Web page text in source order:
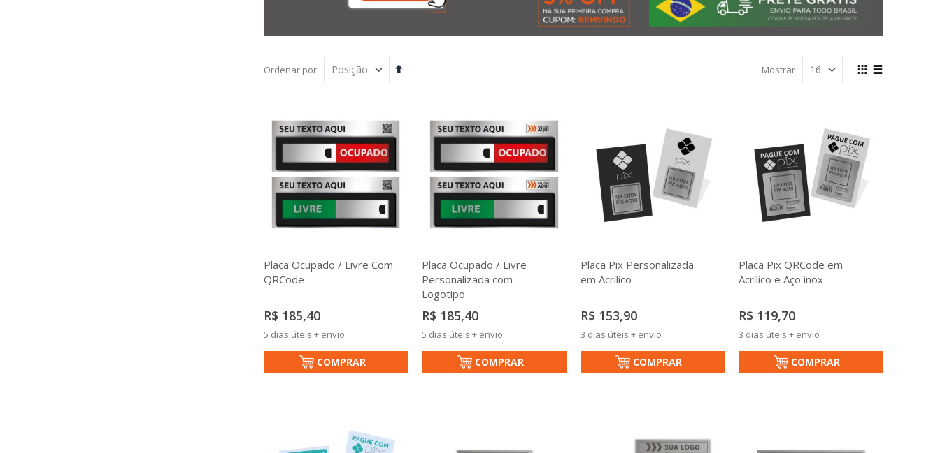
Ordenar por
Definir
Ver
Mostrar
Placa Ocupado / Livre Com
QRCode
R$ 185,40
5 dias úteis + envio
COMPRAR
Placa Ocupado / Livre
Personalizada com
Logotipo
R$ 185,40
5 dias úteis + envio
COMPRAR
Placa Pix Personalizada
em Acrílico
R$ 153,90
3 dias úteis + envio
COMPRAR
Placa Pix QRCode em
Acrílico e Aço inox
R$ 119,70
3 dias úteis + envio
COMPRAR